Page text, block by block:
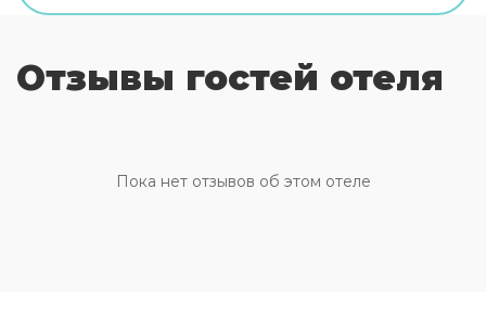
путешественникам.Ресторанотеля предлагает
большой выбор блюд местной кухни. Для
предлагаются услуги конференц-залов и
бесплатный беспроводной доступ в Интернет
Отзывы гостей отеля
Пока нет отзывов об этом отеле